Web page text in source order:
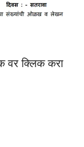
वर क्लिक करा